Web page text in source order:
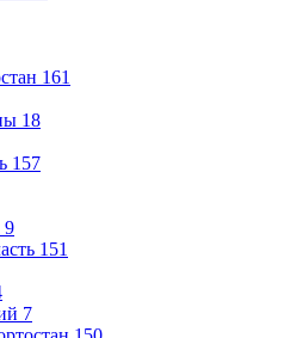
161
18
157
9
151
7